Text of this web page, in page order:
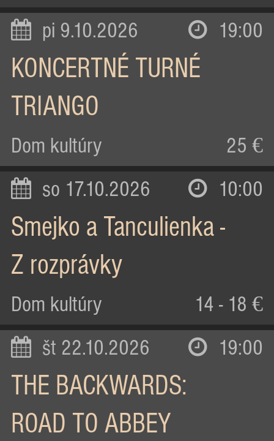
pi 9.10.2026 19:00
KONCERTNÉ TURNÉ
TRIANGO
Dom kultúry 25 €
so 17.10.2026 10:00
Smejko a Tanculienka -
Z rozprávky
Dom kultúry 14 - 18 €
št 22.10.2026 19:00
THE BACKWARDS:
ROAD TO ABBEY